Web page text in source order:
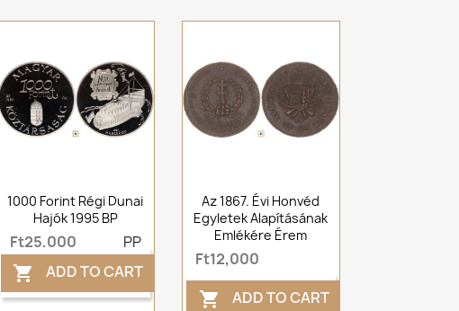
1000 Forint Régi Dunai
Hajók 1995 BP
Ft25,000 PP
 ADD TO CART
Az 1867. Évi Honvéd
Egyletek Alapításának
Emlékére Érem
Ft12,000
 ADD TO CART